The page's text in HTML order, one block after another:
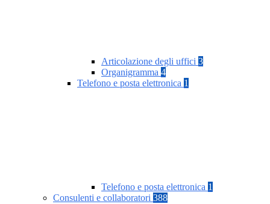
Articolazione degli uffici 3
Organigramma 4
Telefono e posta elettronica 1
Telefono e posta elettronica 1
Consulenti e collaboratori 388